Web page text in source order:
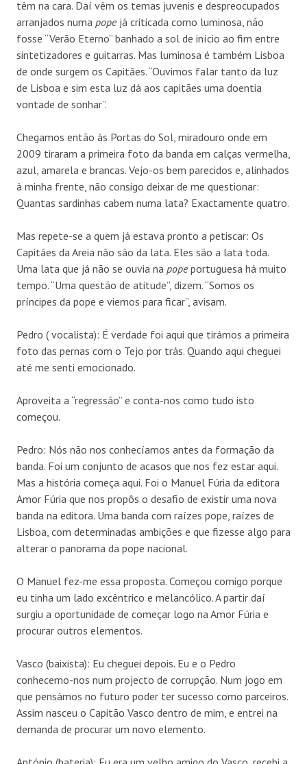
têm na cara. Daí vêm os temas juvenis e despreocupados
arranjados numa popejá criticada como luminosa, não
fosse “Verão Eterno” banhado a sol de início ao fim entre
sintetizadores e guitarras. Mas luminosa é também Lisboa
de onde surgem os Capitães. “Ouvimos falar tanto da luz
de Lisboa e sim esta luz dá aos capitães uma doentia
vontade de sonhar”.
Chegamos então às Portas do Sol, miradouro onde em
2009 tiraram a primeira foto da banda em calças vermelha,
azul, amarela e brancas. Vejo-os bem parecidos e, alinhados
à minha frente, não consigo deixar de me questionar:
Quantas sardinhas cabem numa lata? Exactamente quatro.
Mas repete-se a quem já estava pronto a petiscar: Os
Capitães da Areia não são da lata. Eles são a lata toda.
Uma lata que já não se ouvia na popeportuguesa há muito
tempo. “Uma questão de atitude”, dizem. “Somos os
príncipes da pope e viemos para ficar”, avisam.
Pedro ( vocalista): É verdade foi aqui que tirámos a primeira
foto das pernas com o Tejo por trás. Quando aqui cheguei
até me senti emocionado.
Aproveita a “regressão” e conta-nos como tudo isto
começou.
Pedro: Nós não nos conhecíamos antes da formação da
banda. Foi um conjunto de acasos que nos fez estar aqui.
Mas a história começa aqui. Foi o Manuel Fúria da editora
Amor Fúria que nos propôs o desafio de existir uma nova
banda na editora. Uma banda com raízes pope, raízes de
Lisboa, com determinadas ambições e que fizesse algo para
alterar o panorama da pope nacional.
O Manuel fez-me essa proposta. Começou comigo porque
eu tinha um lado excêntrico e melancólico. A partir daí
surgiu a oportunidade de começar logo na Amor Fúria e
procurar outros elementos.
Vasco (baixista): Eu cheguei depois. Eu e o Pedro
conhecemo-nos num projecto de corrupção. Num jogo em
que pensámos no futuro poder ter sucesso como parceiros.
Assim nasceu o Capitão Vasco dentro de mim, e entrei na
demanda de procurar um novo elemento.